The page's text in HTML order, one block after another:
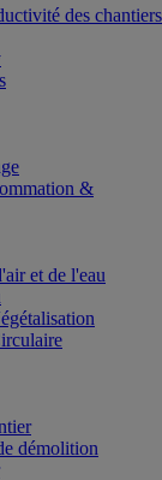
des chantiers
&
et de l'eau
démolition